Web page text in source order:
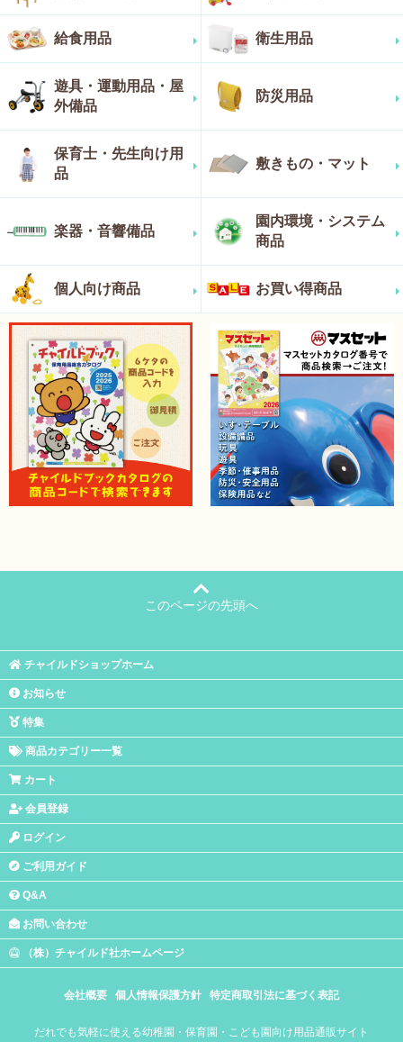
給食用品 衛生用品
遊具・運動用品・屋
外備品
防災用品
保育士・先生向け用
品
敷きもの・マット
楽器・音響備品
園内環境・システム
商品
個人向け商品 お買い得商品
このページの先頭へ
チャイルドショップホーム
お知らせ
特集
商品カテゴリー一覧
カート
会員登録
ログイン
ご利用ガイド
Q&A
お問い合わせ
（株）チャイルド社ホームページ
会社概要 個人情報保護方針 特定商取引法に基づく表記
だれでも気軽に使える幼稚園・保育園・こども園向け用品通販サイト